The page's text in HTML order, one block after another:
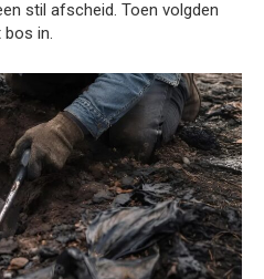
stil afscheid. Toen volgden
bos in.